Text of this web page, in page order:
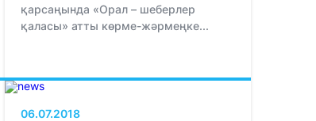
қарсаңында «Орал – шеберлер
қаласы» атты көрме-жәрмеңке...
06.07.2018